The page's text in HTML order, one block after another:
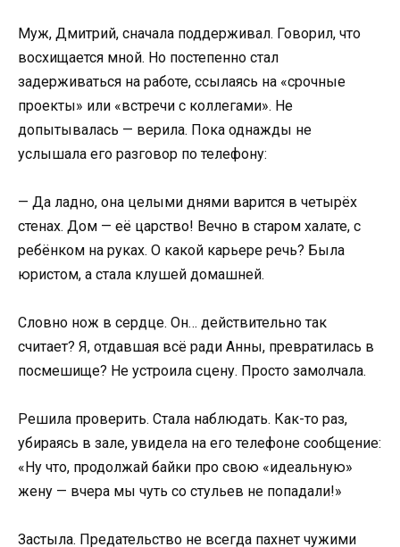
Муж, Дмитрий, сначала поддерживал. Говорил, что
восхищается мной. Но постепенно стал
задерживаться на работе, ссылаясь на «срочные
проекты» или «встречи с коллегами». Не
допытывалась — верила. Пока однажды не
услышала его разговор по телефону:
— Да ладно, она целыми днями варится в четырёх
стенах. Дом — её царство! Вечно в старом халате, с
ребёнком на руках. О какой карьере речь? Была
юристом, а стала клушей домашней.
Словно нож в сердце. Он… действительно так
считает? Я, отдавшая всё ради Анны, превратилась в
посмешище? Не устроила сцену. Просто замолчала.
Решила проверить. Стала наблюдать. Как-то раз,
убираясь в зале, увидела на его телефоне сообщение:
«Ну что, продолжай байки про свою «идеальную»
жену — вчера мы чуть со стульев не попадали!»
Застыла. Предательство не всегда пахнет чужими